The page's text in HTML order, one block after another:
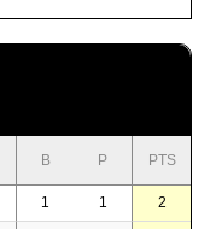
B P PTS
1 1 2